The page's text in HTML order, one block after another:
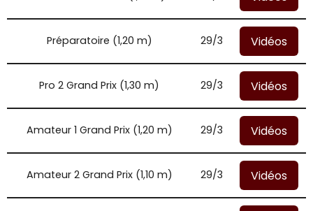
Préparatoire (1,20 m) 29/3 Vidéos
Pro 2 Grand Prix (1,30 m) 29/3 Vidéos
Amateur 1 Grand Prix (1,20 m) 29/3 Vidéos
Amateur 2 Grand Prix (1,10 m) 29/3 Vidéos